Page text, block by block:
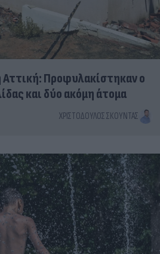
Προφυλακίστηκαν ο
και δύο ακόμη άτομα
ΧΡΙΣΤΌΔΟΥΛΟΣ ΣΚΟΎΝΤΑΣ